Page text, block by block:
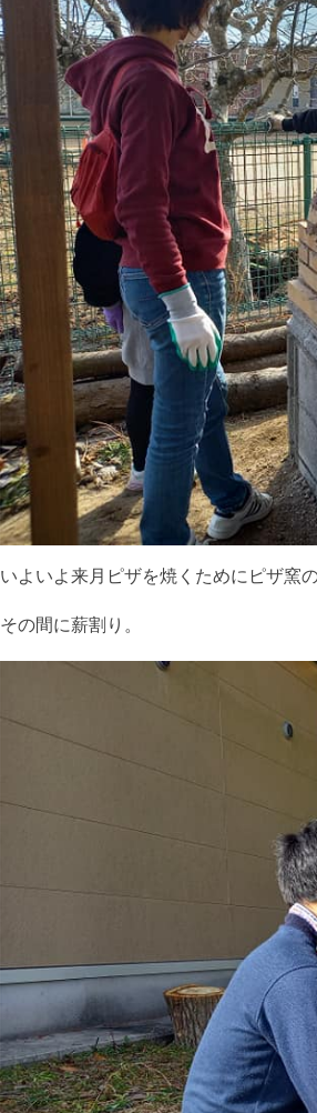
いよいよ来月ピザを焼くためにピザ窯
その間に薪割り。